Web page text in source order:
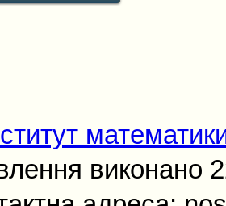
виконано